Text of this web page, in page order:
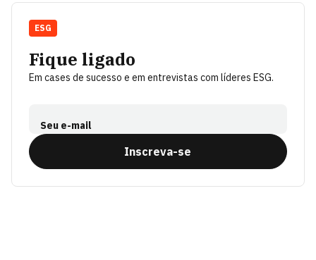
Fique ligado
Em cases de sucesso e em entrevistas com líderes ESG.
Seu e-mail
Inscreva-se
ESG